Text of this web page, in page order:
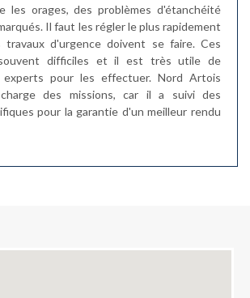
les orages, des problèmes d'étanchéité
Il faut les régler le plus rapidement
d'urgence doivent se faire. Ces
difficiles et il est très utile de
experts pour les effectuer. Nord Artois
des missions, car il a suivi des
pour la garantie d'un meilleur rendu